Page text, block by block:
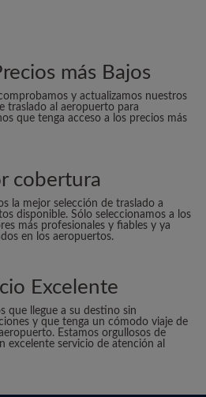
más Bajos
y actualizamos nuestros
traslado al aeropuerto para
que tenga acceso a los precios más
cobertura
la mejor selección de traslado a
disponible. Sólo seleccionamos a los
más profesionales y fiables y ya
en los aeropuertos.
Excelente
que llegue a su destino sin
y que tenga un cómodo viaje de
Estamos orgullosos de
excelente servicio de atención al